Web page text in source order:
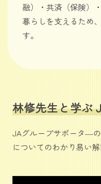
融）・共済（保険）
暮らしを支えるため
す。
林修先生と学ぶ
JAグループサポータ―
についてのわかり易い